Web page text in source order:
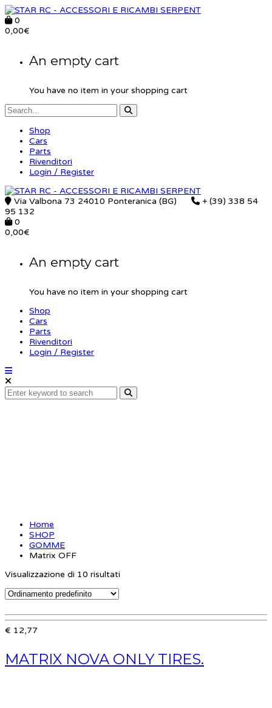
0
0,00€
An empty cart
You have no item in your shopping cart
Shop
Cars
Parts
Rivenditori
Login / Register
Via Valbona 73 24010 Ponteranica (BG)
+ (39) 338 54
95 132
0
0,00€
An empty cart
You have no item in your shopping cart
Shop
Cars
Parts
Rivenditori
Login / Register
Home
SHOP
GOMME
Matrix OFF
Visualizzazione di 10 risultati
€ 12,77
MATRIX NOVA ONLY TIRES.